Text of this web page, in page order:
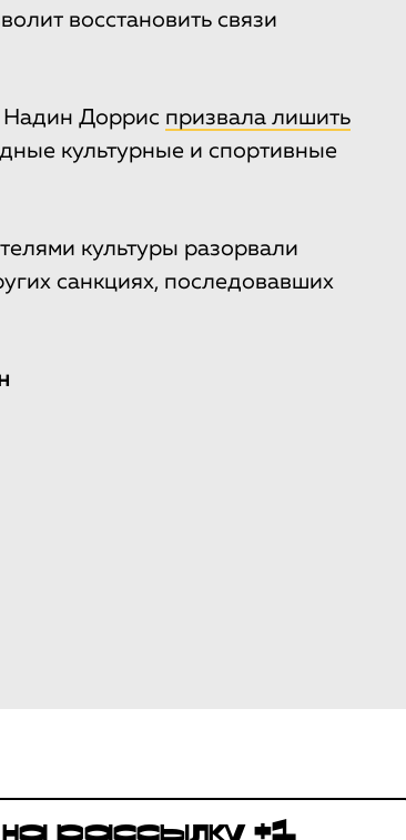
восстановить связи
Надин Доррис призвала лишить
культурные и спортивные
культуры разорвали
санкциях, последовавших